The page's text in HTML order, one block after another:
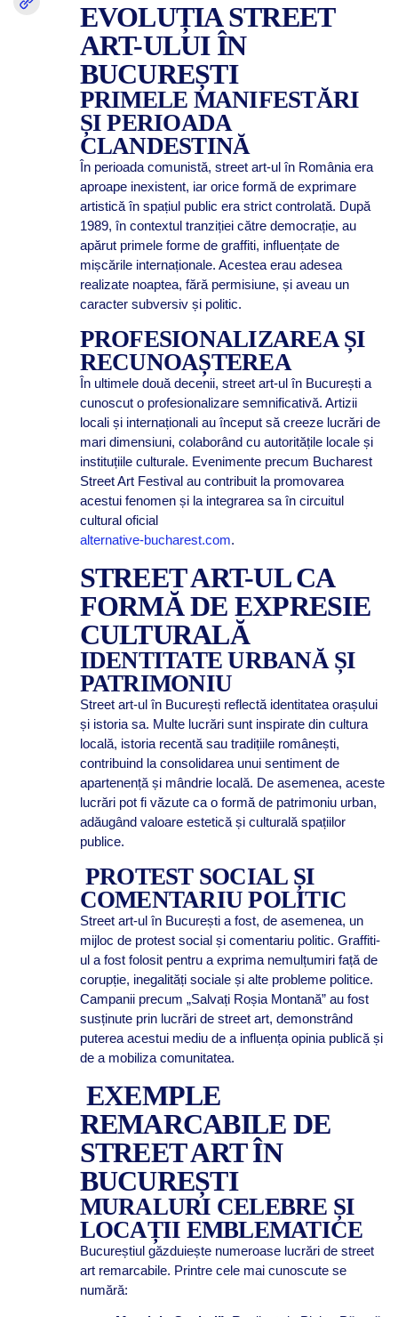
EVOLUȚIA STREET
ART-ULUI ÎN
BUCUREȘTI
PRIMELE MANIFESTĂRI
ȘI PERIOADA
CLANDESTINĂ
În perioada comunistă, street art-ul în România era
aproape inexistent, iar orice formă de exprimare
artistică în spațiul public era strict controlată. După
1989, în contextul tranziției către democrație, au
apărut primele forme de graffiti, influențate de
mișcările internaționale. Acestea erau adesea
realizate noaptea, fără permisiune, și aveau un
caracter subversiv și politic.
PROFESIONALIZAREA ȘI
RECUNOAȘTEREA
În ultimele două decenii, street art-ul în București a
cunoscut o profesionalizare semnificativă. Artizii
locali și internaționali au început să creeze lucrări de
mari dimensiuni, colaborând cu autoritățile locale și
instituțiile culturale. Evenimente precum Bucharest
Street Art Festival au contribuit la promovarea
acestui fenomen și la integrarea sa în circuitul
cultural oficial
alternative-bucharest.com.
STREET ART-UL CA
FORMĂ DE EXPRESIE
CULTURALĂ
IDENTITATE URBANĂ ȘI
PATRIMONIU
Street art-ul în București reflectă identitatea orașului
și istoria sa. Multe lucrări sunt inspirate din cultura
locală, istoria recentă sau tradițiile românești,
contribuind la consolidarea unui sentiment de
apartenență și mândrie locală. De asemenea, aceste
lucrări pot fi văzute ca o formă de patrimoniu urban,
adăugând valoare estetică și culturală spațiilor
publice.
PROTEST SOCIAL ȘI
COMENTARIU POLITIC
Street art-ul în București a fost, de asemenea, un
mijloc de protest social și comentariu politic. Graffiti-
ul a fost folosit pentru a exprima nemulțumiri față de
corupție, inegalități sociale și alte probleme politice.
Campanii precum „Salvați Roșia Montană” au fost
susținute prin lucrări de street art, demonstrând
puterea acestui mediu de a influența opinia publică și
de a mobiliza comunitatea.
EXEMPLE
REMARCABILE DE
STREET ART ÎN
BUCUREȘTI
MURALURI CELEBRE ȘI
LOCAȚII EMBLEMATICE
Bucureștiul găzduiește numeroase lucrări de street
art remarcabile. Printre cele mai cunoscute se
numără: